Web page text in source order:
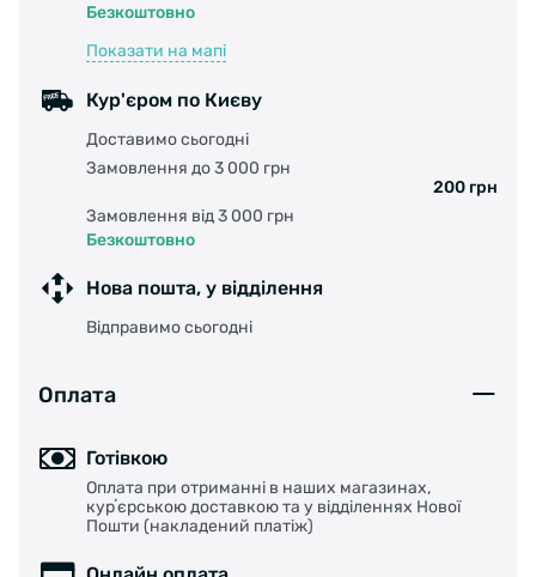
Безкоштовно
Показати на мапі
Кур'єром по Києву
Доставимо сьогодні
Замовлення до 3 000 грн
200 грн
Замовлення від 3 000 грн
Безкоштовно
Нова пошта, у відділення
Відправимо сьогодні
Оплата
Готівкою
Оплата при отриманні в наших магазинах,
курʼєрською доставкою та у відділеннях Нової
Пошти (накладений платіж)